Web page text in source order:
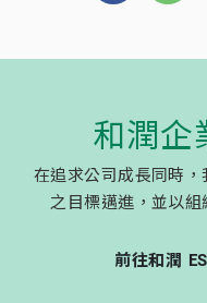
和潤企
在追求公司成長同時
之目標邁進，並以
前往和潤